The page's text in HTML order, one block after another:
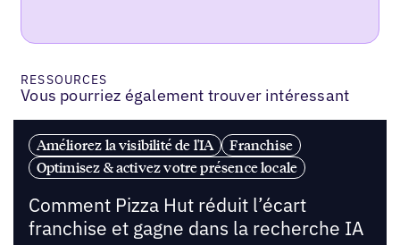
RESSOURCES
Vous pourriez également trouver intéressant
Améliorez la visibilité de l'IA
Franchise
Optimisez & activez votre présence locale
Comment Pizza Hut réduit l’écart
franchise et gagne dans la recherche IA